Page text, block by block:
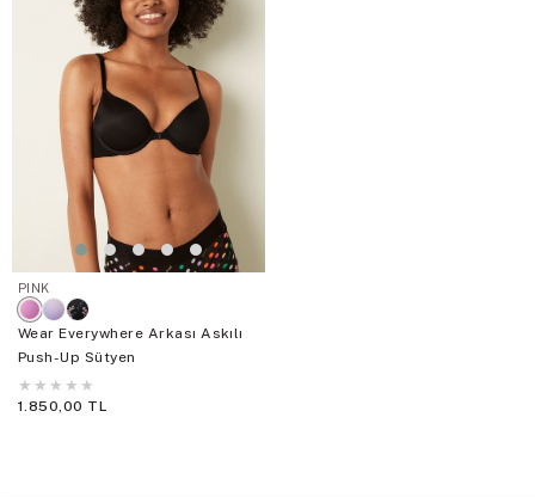
PINK
Wear Everywhere Arkası Askılı
Push-Up Sütyen
★ ★ ★ ★ ★
1.850,00 TL